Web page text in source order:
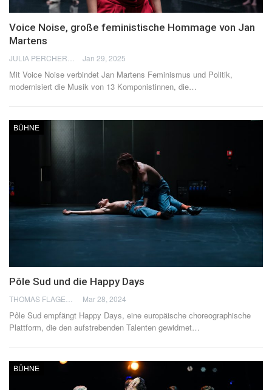
Voice Noise, große feministische Hommage von Jan
Martens
Jan 29, 2025
Mit Voice Noise verbindet Jan Martens Feminismus und Politik,
modernisiert die Musik von 13 Komponistinnen, die…
BÜHNE
Pôle Sud und die Happy Days
Mar 28, 2024
Pôle Sud empfängt Happy Days, eine europäische choreographische
Plattform, die den aufstrebenden Talenten gewidmet…
BÜHNE